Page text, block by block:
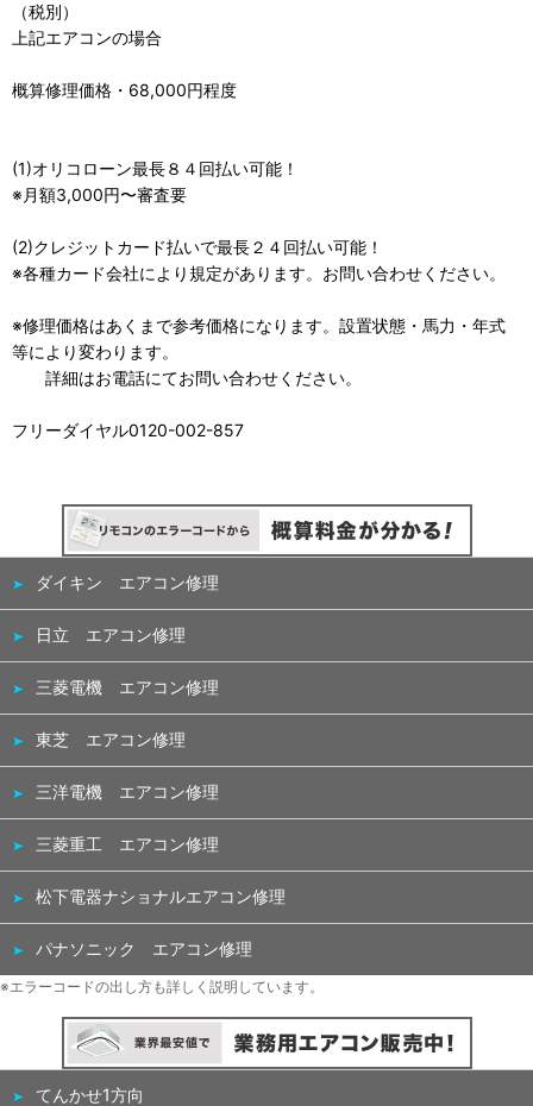
（税別）
上記エアコンの場合
概算修理価格・68,000円程度
(1)オリコローン最長８４回払い可能！
※月額3,000円〜審査要
(2)クレジットカード払いで最長２４回払い可能！
※各種カード会社により規定があります。お問い合わせください。
※修理価格はあくまで参考価格になります。設置状態・馬力・年式
等により変わります。
詳細はお電話にてお問い合わせください。
フリーダイヤル0120-002-857
ダイキン エアコン修理
日立 エアコン修理
三菱電機 エアコン修理
東芝 エアコン修理
三洋電機 エアコン修理
三菱重工 エアコン修理
松下電器ナショナルエアコン修理
パナソニック エアコン修理
※エラーコードの出し方も詳しく説明しています。
てんかせ1方向